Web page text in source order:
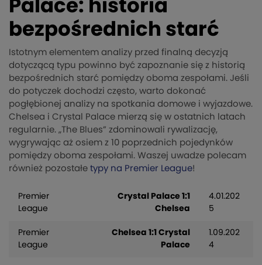
Palace: historia
bezpośrednich starć
Istotnym elementem analizy przed finalną decyzją
dotyczącą typu powinno być zapoznanie się z historią
bezpośrednich starć pomiędzy oboma zespołami. Jeśli
do potyczek dochodzi często, warto dokonać
pogłębionej analizy na spotkania domowe i wyjazdowe.
Chelsea i Crystal Palace mierzą się w ostatnich latach
regularnie. „The Blues” zdominowali rywalizację,
wygrywając aż osiem z 10 poprzednich pojedynków
pomiędzy oboma zespołami. Waszej uwadze polecam
również pozostałe typy na Premier League!
Premier
League
Crystal Palace 1:1
Chelsea
4.01.202
5
Premier
League
Chelsea 1:1 Crystal
Palace
1.09.202
4